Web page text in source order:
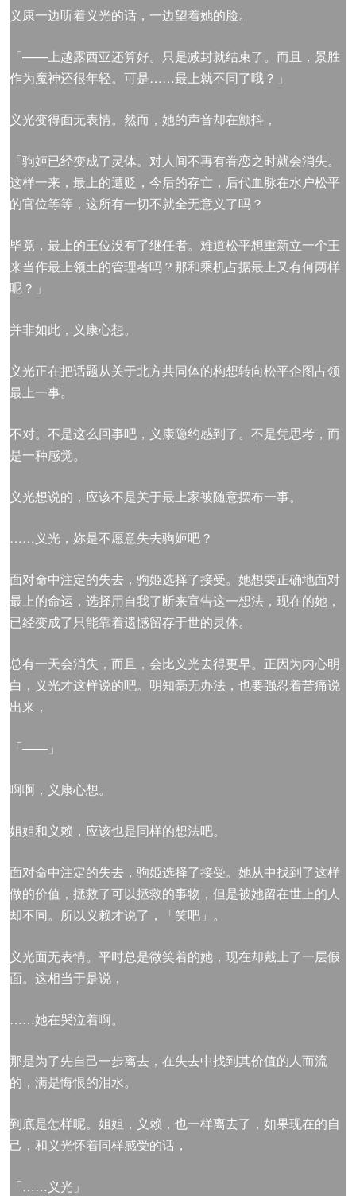
义康一边听着义光的话，一边望着她的脸。
「——上越露西亚还算好。只是减封就结束了。而且，景胜
作为魔神还很年轻。可是……最上就不同了哦？」
义光变得面无表情。然而，她的声音却在颤抖，
「驹姬已经变成了灵体。对人间不再有眷恋之时就会消失。
这样一来，最上的遭贬，今后的存亡，后代血脉在水户松平
的官位等等，这所有一切不就全无意义了吗？
毕竟，最上的王位没有了继任者。难道松平想重新立一个王
来当作最上领土的管理者吗？那和乘机占据最上又有何两样
呢？」
并非如此，义康心想。
义光正在把话题从关于北方共同体的构想转向松平企图占领
最上一事。
不对。不是这么回事吧，义康隐约感到了。不是凭思考，而
是一种感觉。
义光想说的，应该不是关于最上家被随意摆布一事。
……义光，妳是不愿意失去驹姬吧？
面对命中注定的失去，驹姬选择了接受。她想要正确地面对
最上的命运，选择用自我了断来宣告这一想法，现在的她，
已经变成了只能靠着遗憾留存于世的灵体。
总有一天会消失，而且，会比义光去得更早。正因为内心明
白，义光才这样说的吧。明知毫无办法，也要强忍着苦痛说
出来，
「——」
啊啊，义康心想。
姐姐和义赖，应该也是同样的想法吧。
面对命中注定的失去，驹姬选择了接受。她从中找到了这样
做的价值，拯救了可以拯救的事物，但是被她留在世上的人
却不同。所以义赖才说了，「笑吧」。
义光面无表情。平时总是微笑着的她，现在却戴上了一层假
面。这相当于是说，
……她在哭泣着啊。
那是为了先自己一步离去，在失去中找到其价值的人而流
的，满是悔恨的泪水。
到底是怎样呢。姐姐，义赖，也一样离去了，如果现在的自
己，和义光怀着同样感受的话，
「……义光」